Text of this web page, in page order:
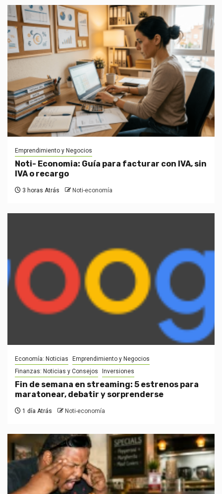
Emprendimiento y Negocios
Noti- Economia: Guía para facturar con IVA, sin
IVA o recargo
3 horas Atrás Noti-economía
Economía: Noticias
Emprendimiento y Negocios
Finanzas: Noticias y Consejos
Inversiones
Fin de semana en streaming: 5 estrenos para
maratonear, debatir y sorprenderse
1 día Atrás Noti-economía